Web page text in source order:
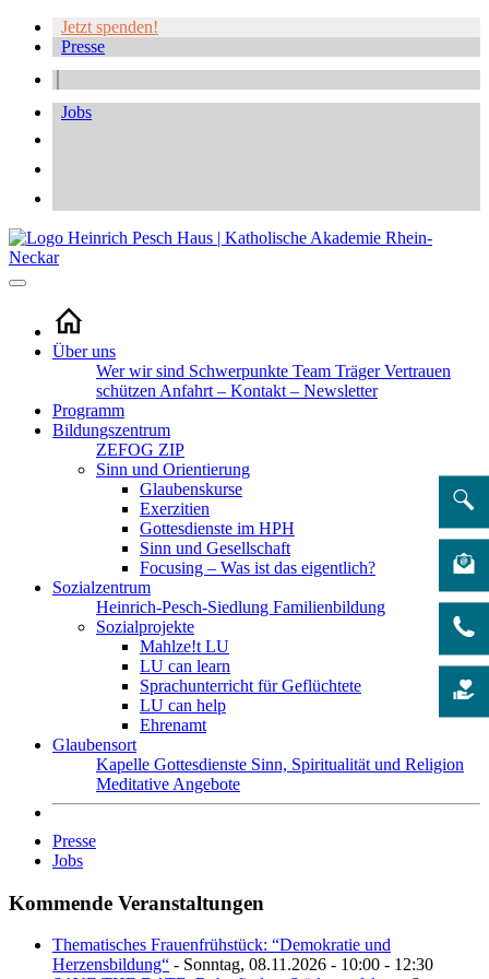
Jetzt spenden!
Presse
Jobs
Über uns
Wer wir sind Schwerpunkte Team TrägerVertrauen
schützen Anfahrt – Kontakt – Newsletter
Programm
Bildungszentrum
ZEFOG ZIP
Sinn und Orientierung
Glaubenskurse
Exerzitien
Gottesdienste im HPH
Sinn und Gesellschaft
Focusing – Was ist das eigentlich?
Sozialzentrum
Heinrich-Pesch-Siedlung Familienbildung
Sozialprojekte
Mahlze!t LU
LU can learn
Sprachunterricht für Geflüchtete
LU can help
Ehrenamt
Glaubensort
Kapelle Gottesdienste Sinn, Spiritualität und Religion
Meditative Angebote
Presse
Jobs
Kommende Veranstaltungen
Thematisches Frauenfrühstück: “Demokratie und
Herzensbildung“ - Sonntag, 08.11.2026 - 10:00 - 12:30